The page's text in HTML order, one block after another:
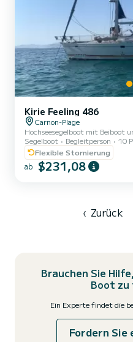
Kirie Feeling 486
Carnon-Plage
Hochseesegelboot mit Beiboot
Segelboot
Begleitperson 10
Flexible Stornierung
ab $231,08
‹ Zurück
Brauchen Sie
Boot zu
Ein Experte findet die
Fordern Sie